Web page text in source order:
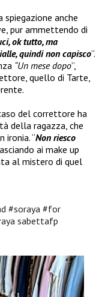
anche
pur ammettendo di
ok tutto, ma
quindi non capisco”.
“Un mese dopo”,
quello di Tarte,
del correttore ha
della ragazza, che
ironia. “Non riesco
ai make up
al mistero di quel
#soraya #for
sabettafp